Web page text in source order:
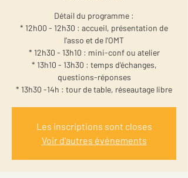
Détail du programme :
* 12h00 - 12h30 : accueil, présentation de
l'asso et de l'OMT
* 12h30 - 13h10 : mini-conf ou atelier
* 13h10 - 13h30 : temps d'échanges,
questions-réponses
* 13h30 -14h : tour de table, réseautage libre
Les inscriptions sont closes
Voir d'autres événements